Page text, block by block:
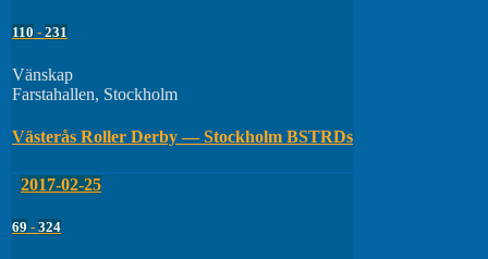
110 - 231
Vänskap
Farstahallen, Stockholm
Västerås Roller Derby — Stockholm BSTRDs
2017-02-25
69 - 324